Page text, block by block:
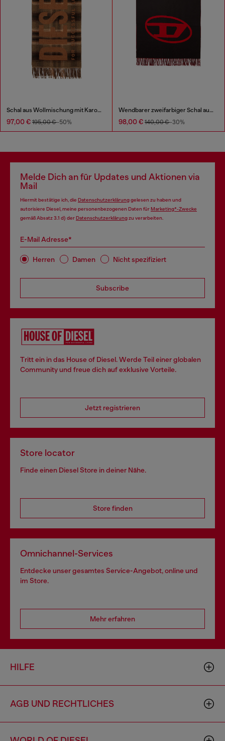
Schal aus Wollmischung mit Karomuster
97,00 € 195,00 €-50%
Wendbarer zweifarbiger Schal aus Wolle
98,00 € 140,00 €-30%
Melde Dich an für Updates und Aktionen via
Mail
Hiermit bestätige ich, die Datenschutzerklärunggelesen zu haben und
autorisiere Diesel, meine personenbezogenen Daten fürMarketing*-Zwecke
gemäß Absatz 3.1 d) derDatenschutzerklärungzu verarbeiten.
E-Mail Adresse*
Herren Damen Nicht spezifiziert
Subscribe
Tritt ein in das House of Diesel. Werde Teil einer globalen
Community und freue dich auf exklusive Vorteile.
Jetzt registrieren
Store locator
Finde einen Diesel Store in deiner Nähe.
Store finden
Omnichannel-Services
Entdecke unser gesamtes Service-Angebot, online und
im Store.
Mehr erfahren
HILFE
AGB UND RECHTLICHES